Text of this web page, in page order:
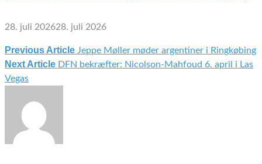
28. juli 202628. juli 2026
Indlægsnavigation
Previous Article Jeppe Møller møder argentiner i Ringkøbing
Next Article DFN bekræfter: Nicolson-Mahfoud 6. april i Las
Vegas